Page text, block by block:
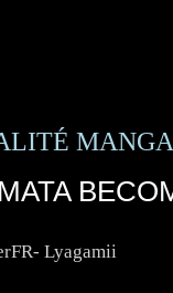
Lyagamii